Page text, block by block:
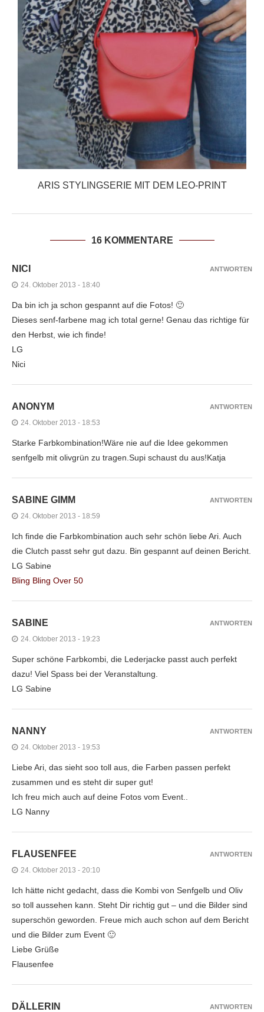
ARIS STYLINGSERIE MIT DEM LEO-PRINT
16 KOMMENTARE
NICI
24. Oktober 2013 - 18:40
Da bin ich ja schon gespannt auf die Fotos! 🙂
Dieses senf-farbene mag ich total gerne! Genau das richtige für
den Herbst, wie ich finde!
LG
Nici
ANTWORTEN
ANONYM
24. Oktober 2013 - 18:53
Starke Farbkombination!Wäre nie auf die Idee gekommen
senfgelb mit olivgrün zu tragen.Supi schaust du aus!Katja
ANTWORTEN
SABINE GIMM
24. Oktober 2013 - 18:59
Ich finde die Farbkombination auch sehr schön liebe Ari. Auch
die Clutch passt sehr gut dazu. Bin gespannt auf deinen Bericht.
LG Sabine
Bling Bling Over 50
ANTWORTEN
SABINE
24. Oktober 2013 - 19:23
Super schöne Farbkombi, die Lederjacke passt auch perfekt
dazu! Viel Spass bei der Veranstaltung.
LG Sabine
ANTWORTEN
NANNY
24. Oktober 2013 - 19:53
Liebe Ari, das sieht soo toll aus, die Farben passen perfekt
zusammen und es steht dir super gut!
Ich freu mich auch auf deine Fotos vom Event..
LG Nanny
ANTWORTEN
FLAUSENFEE
24. Oktober 2013 - 20:10
Ich hätte nicht gedacht, dass die Kombi von Senfgelb und Oliv
so toll aussehen kann. Steht Dir richtig gut – und die Bilder sind
superschön geworden. Freue mich auch schon auf dem Bericht
und die Bilder zum Event 🙂
Liebe Grüße
Flausenfee
ANTWORTEN
DÄLLERIN ANTWORTEN